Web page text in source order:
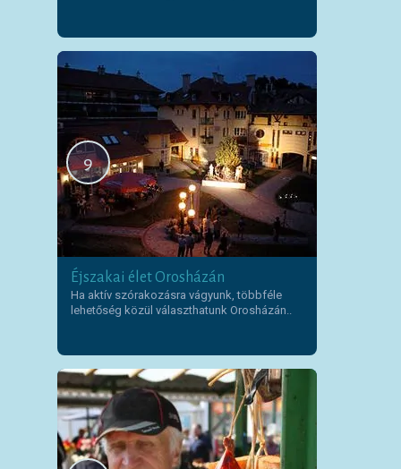
9
Éjszakai élet Orosházán
Ha aktív szórakozásra vágyunk, többféle
lehetőség közül választhatunk Orosházán..